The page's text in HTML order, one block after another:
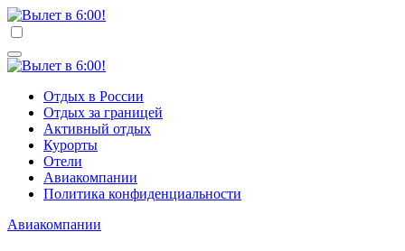
Перейти
к
Генеральный директор: Чернокоз Ольга Валерьевна
Учредитель ООО "Клуб регионов", ИНН 6685155934
Генеральный директор: Чернокоз Ольга Валерьевна
info@gosrf.ru +7 (495) 920-51-49
Отдых в России
Отдых за границей
Активный отдых
Курорты
Отели
Авиакомпании
Политика конфиденциальности
Авиакомпании